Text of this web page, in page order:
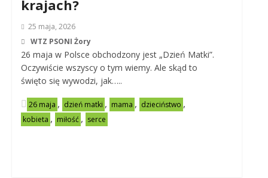
krajach?
25 maja, 2026
WTZ PSONI Żory
26 maja w Polsce obchodzony jest „Dzień Matki”.
Oczywiście wszyscy o tym wiemy. Ale skąd to
święto się wywodzi, jak…..
26 maja , dzień matki , mama , dzieciństwo ,
kobieta , miłość , serce